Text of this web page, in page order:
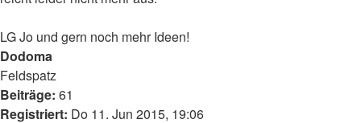
LG Jo und gern noch mehr Ideen!
Nach
oben
Dodoma
Feldspatz
Beiträge: 61
Registriert: Do 11. Jun 2015, 19:06